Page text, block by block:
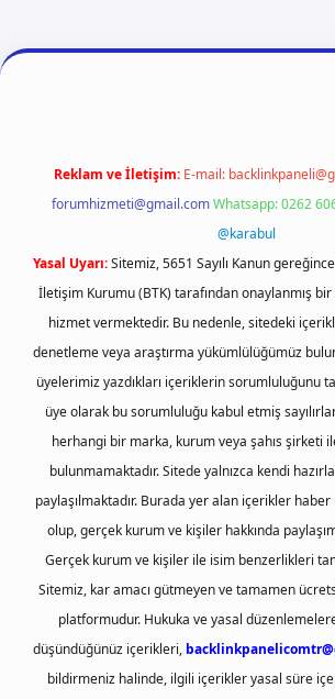
ilbet girişvdcasino girişbetexper
Reklam ve İletişim: E-mail:
forumhizmeti@gmail.comWhatsapp: 0262
@karabul
Yasal Uyarı:Sitemiz, 5651 Sayılı Kanun
İletişim Kurumu (BTK) tarafından onaylanmış bir
hizmet vermektedir. Bu nedenle, sitedeki
denetleme veya araştırma yükümlülüğümüz
üyelerimiz yazdıkları içeriklerin sorumluluğunu
üye olarak bu sorumluluğu kabul etmiş
herhangi bir marka, kurum veya şahıs şirketi
bulunmamaktadır. Sitede yalnızca kendi
paylaşılmaktadır. Burada yer alan içerikler
olup, gerçek kurum ve kişiler hakkında
Gerçek kurum ve kişiler ile isim benzerlikleri
Sitemiz, kar amacı gütmeyen ve tamamen
platformudur. Hukuka ve yasal
düşündüğünüz içerikleri,
bildirmeniz halinde, ilgili içerikler yasal süre